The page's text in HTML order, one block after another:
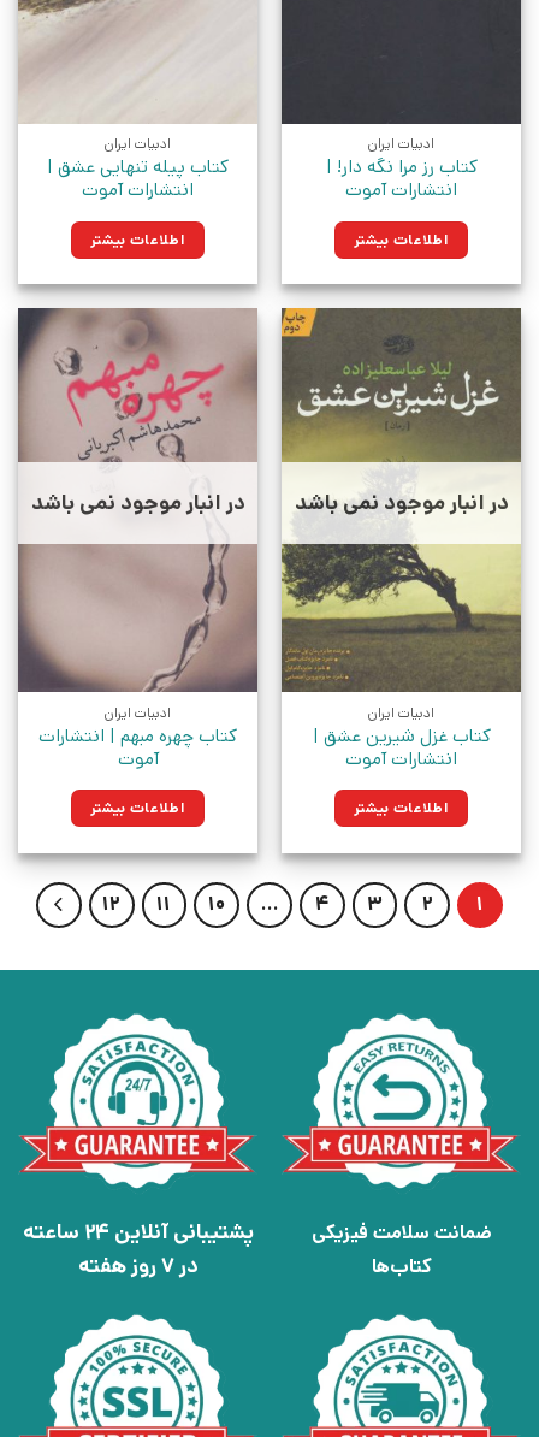
ادبیات ایران
کتاب رز مرا نگه دار! |
انتشارات آموت
اطلاعات بیشتر
ادبیات ایران
کتاب پیله تنهایی عشق |
انتشارات آموت
اطلاعات بیشتر
در انبار موجود نمی باشد
ادبیات ایران
کتاب غزل شیرین عشق |
انتشارات آموت
اطلاعات بیشتر
در انبار موجود نمی باشد
ادبیات ایران
کتاب چهره مبهم | انتشارات
آموت
اطلاعات بیشتر
1
2
3
4
…
10
11
12
ضمانت سلامت فیزیکی
کتاب‌ها
پشتیبانی آنلاین 24 ساعته
در 7 روز هفته